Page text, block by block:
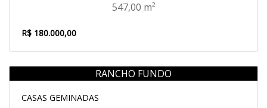
547,00 m²
R$ 180.000,00
Venda
RANCHO FUNDO
CASAS GEMINADAS